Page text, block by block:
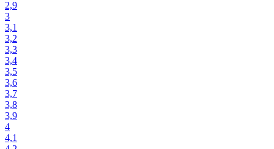
2,9
3
3,1
3,2
3,3
3,4
3,5
3,6
3,7
3,8
3,9
4
4,1